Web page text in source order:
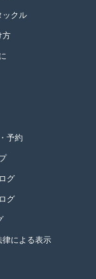
ックル
方
予約
グ
グ
による表示